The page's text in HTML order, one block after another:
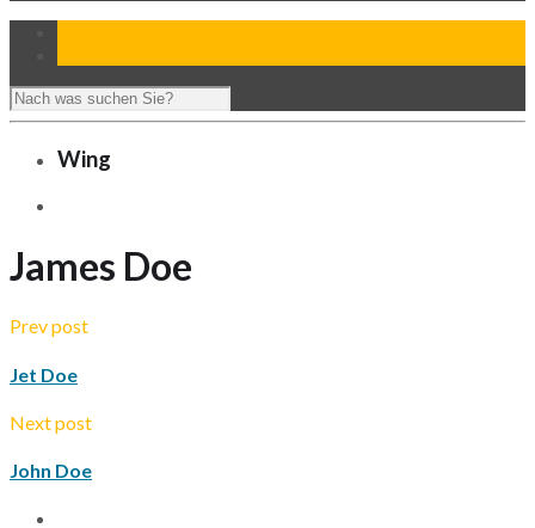
Wing
James Doe
Prev post
Jet Doe
Next post
John Doe